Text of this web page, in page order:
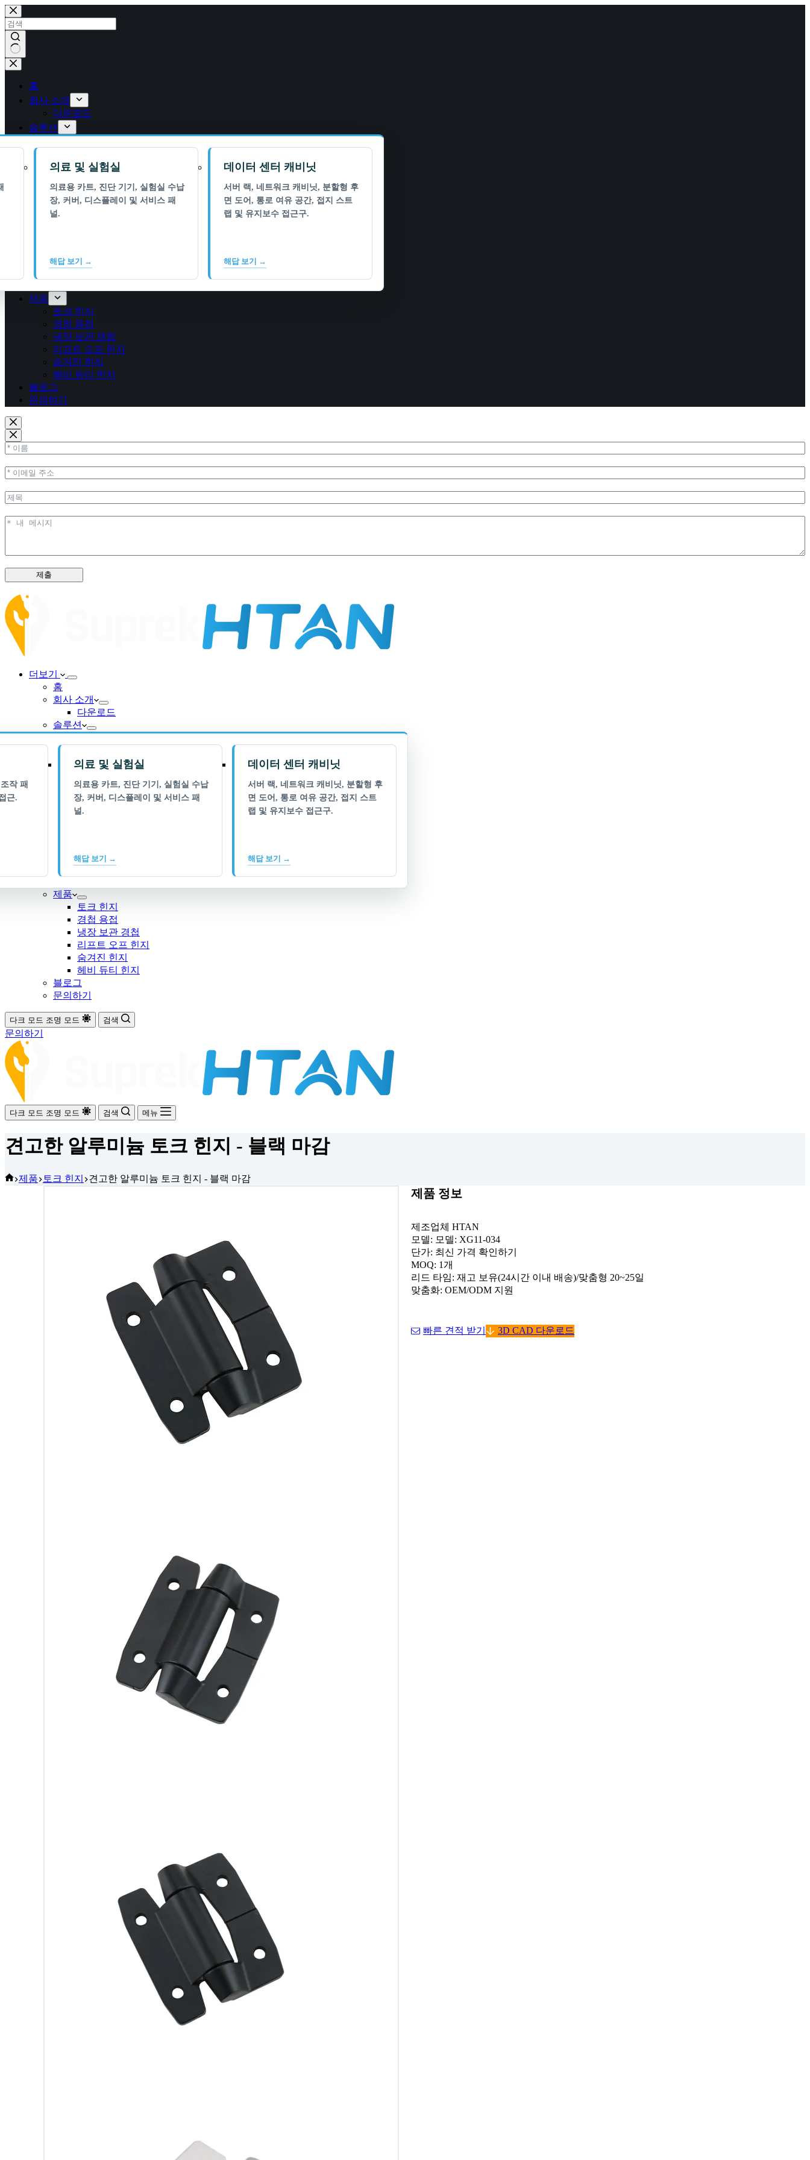
콘
텐
츠
로
건
너
결
홈
회사 소개
다운로드
솔루션
의료 및 실험실
의료용 카트, 진단 기기, 실험실 수납
장, 커버, 디스플레이 및 서비스 패
널.
해답 보기 →
데이터 센터 캐비닛
서버 랙, 네트워크 캐비닛, 분할형 후
면 도어, 통로 여유 공간, 접지 스트
랩 및 유지보수 접근구.
해답 보기 →
제품
토크 힌지
경첩 용접
냉장 보관 경첩
리프트 오프 힌지
숨겨진 힌지
헤비 듀티 힌지
블로그
문의하기
제출
더보기
홈
회사 소개
다운로드
솔루션
작 패
근.
의료 및 실험실
의료용 카트, 진단 기기, 실험실 수납
장, 커버, 디스플레이 및 서비스 패
널.
해답 보기 →
데이터 센터 캐비닛
서버 랙, 네트워크 캐비닛, 분할형 후
면 도어, 통로 여유 공간, 접지 스트
랩 및 유지보수 접근구.
해답 보기 →
제품
토크 힌지
경첩 용접
냉장 보관 경첩
리프트 오프 힌지
숨겨진 힌지
헤비 듀티 힌지
블로그
문의하기
다크 모드 조명 모드 검색
문의하기
다크 모드 조명 모드 검색 메뉴
견고한 알루미늄 토크 힌지 - 블랙 마감
홈제품 토크 힌지 견고한 알루미늄 토크 힌지 - 블랙 마감
제품 정보
제조업체 HTAN
모델: 모델: XG11-034
단가: 최신 가격 확인하기
MOQ: 1개
리드 타임: 재고 보유(24시간 이내 배송)/맞춤형 20~25일
맞춤화: OEM/ODM 지원
빠른 견적 받기 3D CAD 다운로드